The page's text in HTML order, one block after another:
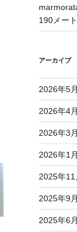
190メー
アーカイブ
2026年5月
2026年4月
2026年3月
2026年1月
2025年11
2025年9月
2025年6月